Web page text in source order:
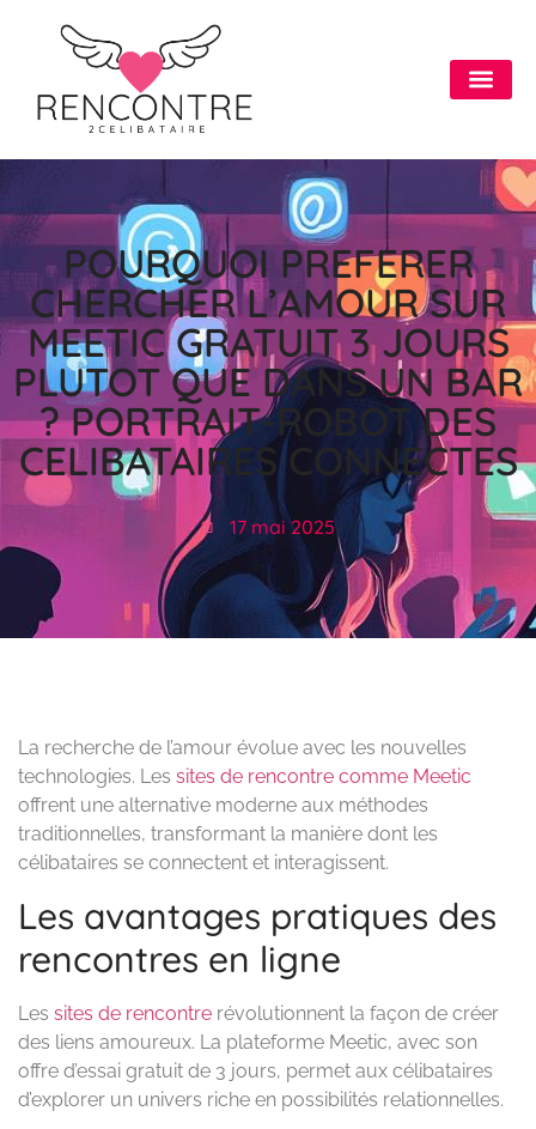
POURQUOI PREFERER
CHERCHER L’AMOUR SUR
MEETIC GRATUIT 3 JOURS
PLUTOT QUE DANS UN BAR
? PORTRAIT-ROBOT DES
CELIBATAIRES CONNECTES
17 mai 2025
La recherche de l’amour évolue avec les nouvelles
technologies. Les sites de rencontre comme Meetic
offrent une alternative moderne aux méthodes
traditionnelles, transformant la manière dont les
célibataires se connectent et interagissent.
Les avantages pratiques des
rencontres en ligne
Les sites de rencontre révolutionnent la façon de créer
des liens amoureux. La plateforme Meetic, avec son
offre d’essai gratuit de 3 jours, permet aux célibataires
d’explorer un univers riche en possibilités relationnelles.